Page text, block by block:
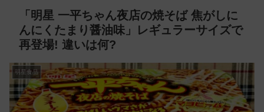
「明星 一平ちゃん夜店の焼そば 焦がしに
んにくたまり醤油味」レギュラーサイズで
再登場! 違いは何?
明星食品